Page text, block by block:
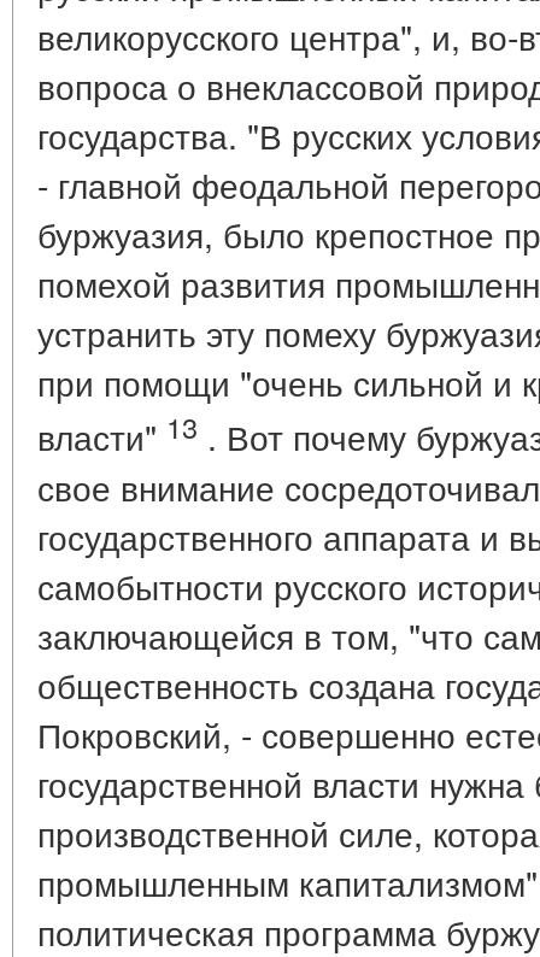
великорусского центра", и, во-
вопроса о внеклассовой
государства. "В русских
- главной феодальной
буржуазия, было крепостное
помехой развития
устранить эту помеху
при помощи "очень сильной и
власти" 13 . Вот почему
свое внимание
государственного аппарата и
самобытности русского
заключающейся в том, "что
общественность создана
Покровский, - совершенно
государственной власти
производственной силе,
промышленным
политическая программа